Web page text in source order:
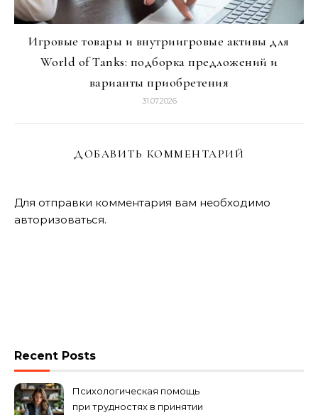
Игровые товары и внутриигровые активы для
World of Tanks: подборка предложений и
варианты приобретения
31.07.2026
ДОБАВИТЬ КОММЕНТАРИЙ
Для отправки комментария вам необходимо
авторизоваться.
Recent Posts
Психологическая помощь
при трудностях в принятии